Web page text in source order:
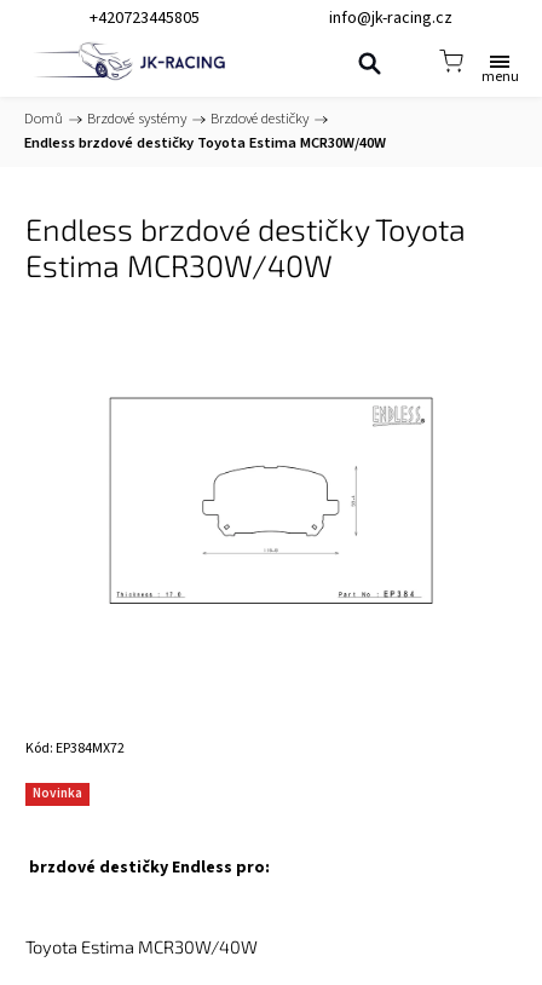
+420723445805 info@jk-racing.cz
Domů / Brzdové systémy / Brzdové destičky /
Endless brzdové destičky Toyota Estima MCR30W/40W
Endless brzdové destičky Toyota
Estima MCR30W/40W
Kód:EP384MX72
brzdové destičky Endless pro:
Toyota Estima MCR30W/40W
Novinka